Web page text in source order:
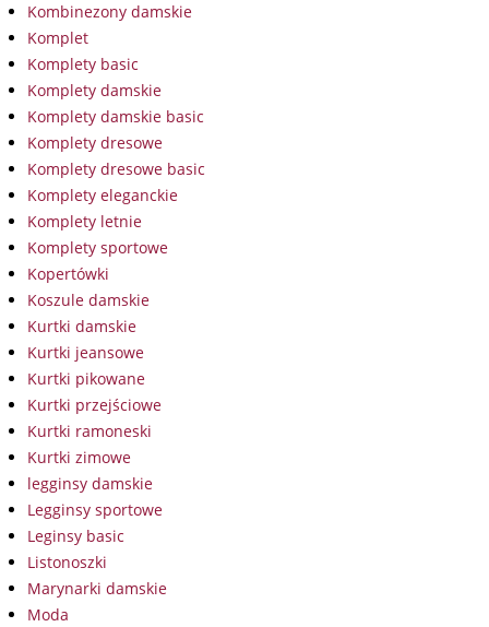
Kombinezony damskie
Komplet
Komplety basic
Komplety damskie
Komplety damskie basic
Komplety dresowe
Komplety dresowe basic
Komplety eleganckie
Komplety letnie
Komplety sportowe
Kopertówki
Koszule damskie
Kurtki damskie
Kurtki jeansowe
Kurtki pikowane
Kurtki przejściowe
Kurtki ramoneski
Kurtki zimowe
legginsy damskie
Legginsy sportowe
Leginsy basic
Listonoszki
Marynarki damskie
Moda